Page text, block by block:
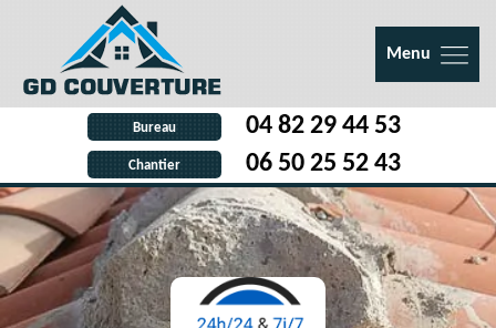
Menu
Bureau 04 82 29 44 53
Chantier 06 50 25 52 43